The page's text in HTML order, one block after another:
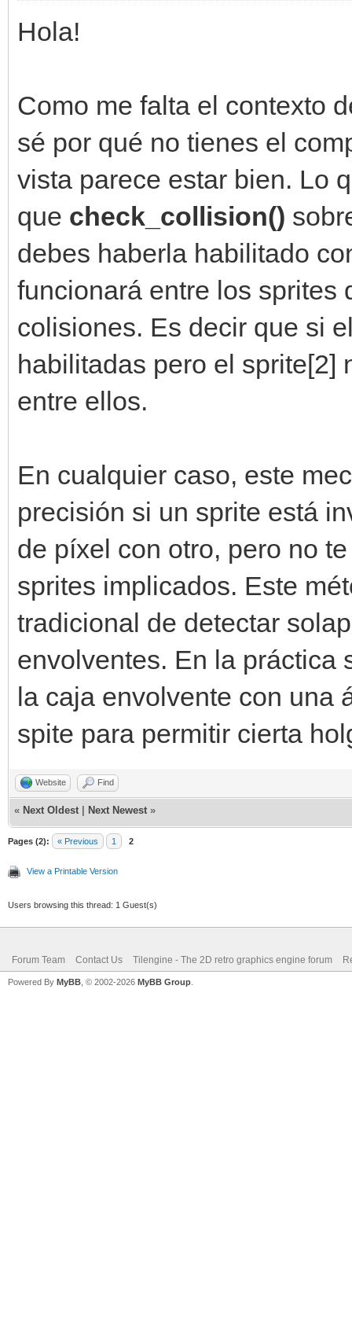
Hola!
Como me falta el contexto
sé por qué no tienes el
vista parece estar bien. Lo
que check_collision()
debes haberla habilitado
funcionará entre los sprites
colisiones. Es decir que si
habilitadas pero el sprite[2]
entre ellos.
En cualquier caso, este
precisión si un sprite está
de píxel con otro, pero no
sprites implicados. Este
tradicional de detectar
envolventes. En la práctica
la caja envolvente con una
spite para permitir cierta
Website Find
« Next Oldest Next Newest »
Pages (2): « Previous 1 2
View a Printable Version
Users browsing this thread: 1 Guest(s)
Forum Team Contact Us Tilengine - The 2D retro graphics engine forum
Powered By MyBB , © 2002-2026 MyBB Group